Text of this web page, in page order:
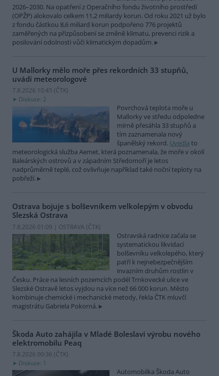
2026–2030. Na opatření z Operačního fondu životního prostředí
(OPŽP) alokovalo celkem 11,2 miliardy korun. Od roku 2021 už bylo
z fondu částkou 8,6 miliard korun podpořeno 776 projektů
zaměřených na přizpůsobení se změně klimatu, prevenci rizik a
posilování odolnosti vůči klimatickým dopadům.
U Mallorky mělo moře přes rekordních 33 stupňů,
uvádí meteorologové
7.8.2026 10:45 (ČTK)
Diskuse: 2
Povrchová teplota moře u
Mallorky ve středu odpoledne
mírně přesáhla 33 stupňů a
tím zaznamenala nový
španělský rekord. Uvedla to
meteorologická služba Aemet, která poznamenala, že moře v okolí
Baleárských ostrovů a v západním Středomoří je letos
nadprůměrně teplé, což ovlivňuje například také noční teploty na
pobřeží.
Ostrava bojuje s bolševníkem velkolepým v obvodu
Slezská Ostrava
7.8.2026 01:09 | OSTRAVA (ČTK)
Ostravská radnice začala se
systematickou likvidací
bolševníku velkolepého, který
patří k nejnebezpečnějším
invazním druhům rostlin v
Česku. Práce na lesních pozemcích podél Trnkovecké ulice ve
Slezské Ostravě letos vyjdou na více než 66 000 korun. Město
kombinuje chemické i mechanické metody, řekla ČTK mluvčí
magistrátu Gabriela Pokorná.
Škoda Auto zahájila v Mladé Boleslavi výrobu nového
elektromobilu Peaq
7.8.2026 00:36 (ČTK)
Diskuse: 1
Automobilka Škoda Auto